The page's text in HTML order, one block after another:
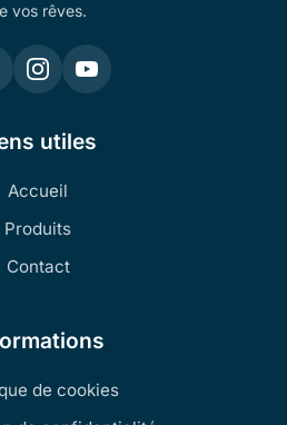
vos rêves.
utiles
Accueil
Produits
Contact
de cookies